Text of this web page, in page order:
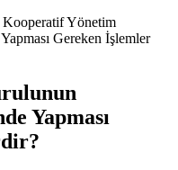
Kooperatif Yönetim
Gereken İşlemler
Yapması